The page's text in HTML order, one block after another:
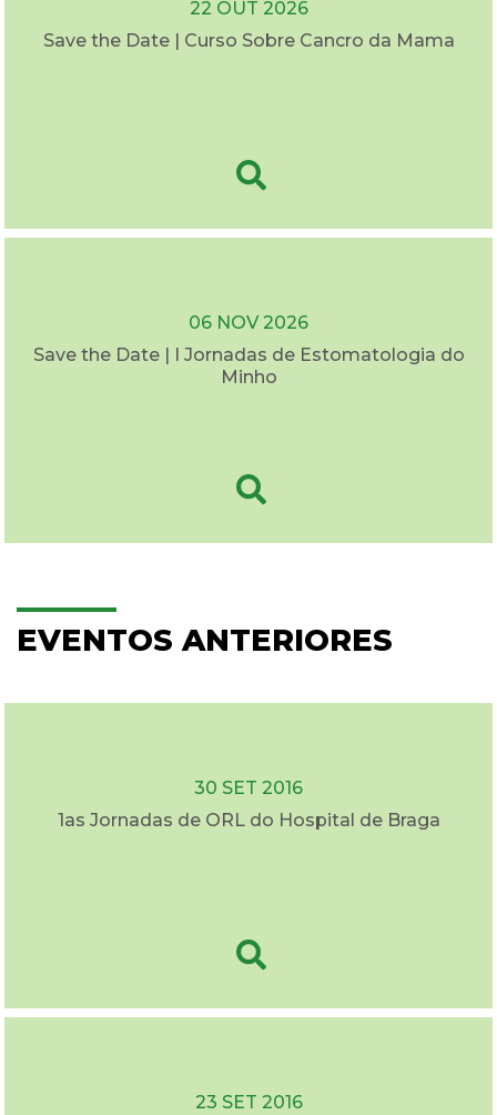
22 OUT 2026
Save the Date | Curso Sobre Cancro da Mama
06 NOV 2026
Save the Date | I Jornadas de Estomatologia do
Minho
EVENTOS ANTERIORES
30 SET 2016
1as Jornadas de ORL do Hospital de Braga
23 SET 2016